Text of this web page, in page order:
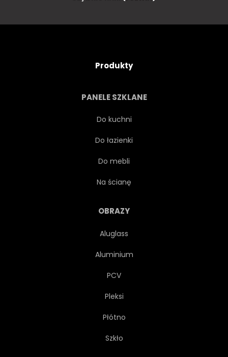
VINTAGE NASTRÓJ
Produkty
PANELE SZKLANE
Do kuchni
Do łazienki
Do mebli
Na ścianę
OBRAZY
Aluglass
Aluminium
PCV
Pleksi
Płótno
Szkło